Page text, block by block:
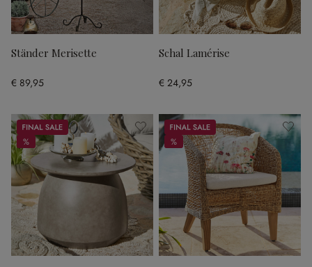
Ständer Merisette
€ 89,95
Schal Lamérise
€ 24,95
Sale
%
%
Sale
%
%